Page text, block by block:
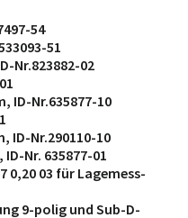
54
51
Nr.823882-02
ID-Nr.635877-10
ID-Nr.290110-10
Nr. 635877-01
0,20 03 für Lagemess-
9-polig und Sub-D-